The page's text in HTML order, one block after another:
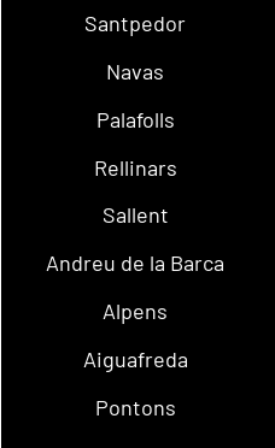
Santpedor
Navas
Palafolls
Rellinars
Sallent
Andreu de la Barca
Alpens
Aiguafreda
Pontons